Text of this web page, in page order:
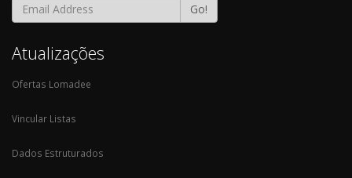
Go!
Atualizações
Ofertas Lomadee
Vincular Listas
Dados Estruturados